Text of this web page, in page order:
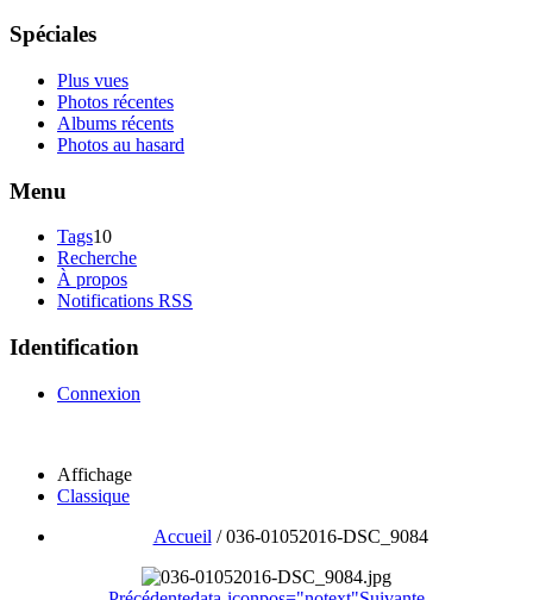
Spéciales
Plus vues
Photos récentes
Albums récents
Photos au hasard
Menu
Tags10
Recherche
À propos
Notifications RSS
Identification
Connexion
Affichage
Classique
Accueil /036-01052016-DSC_9084